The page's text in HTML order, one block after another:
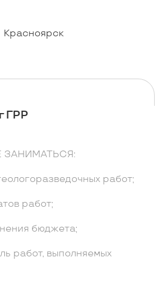
Красноярск
ГРР
ЗАНИМАТЬСЯ:
работ;
работ;
бюджета;
работ, выполняемых